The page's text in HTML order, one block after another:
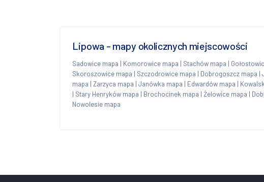
Lipowa - mapy okolicznych miejscowości
Sadowice mapa | Komorowice mapa | Stachów mapa |
Skoroszowice mapa | Szczodrowice mapa | Dobrogoszcz mapa |
mapa | Zarzyca mapa | Janówka mapa | Edwardów mapa |
| Stary Henryków mapa | Brochocinek mapa | Żelowice mapa |
Nowolesie mapa